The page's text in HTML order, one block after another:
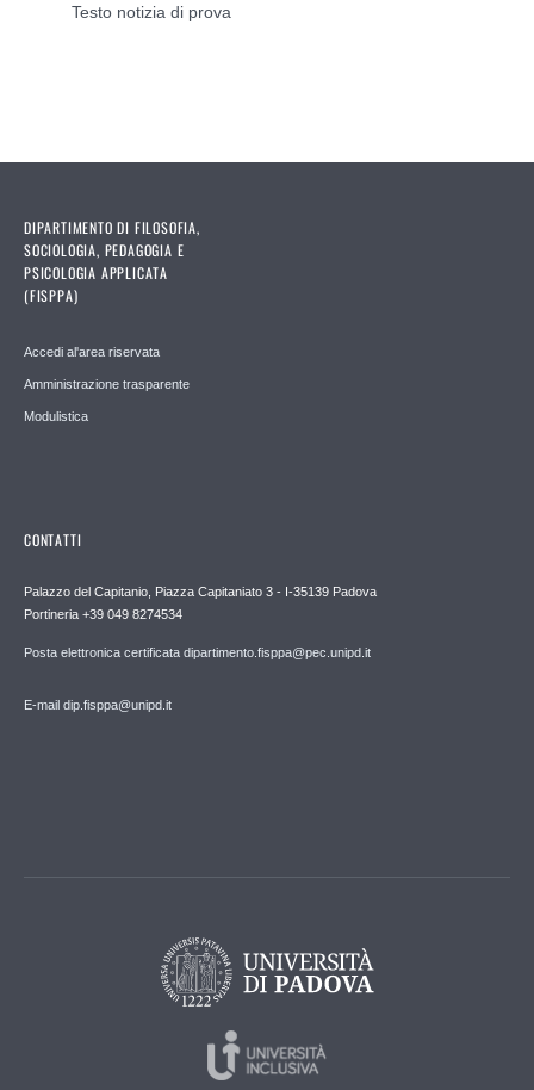
Testo notizia di prova
DIPARTIMENTO DI FILOSOFIA,
SOCIOLOGIA, PEDAGOGIA E
PSICOLOGIA APPLICATA
(FISPPA)
Accedi al'area riservata
Amministrazione trasparente
Modulistica
CONTATTI
Palazzo del Capitanio, Piazza Capitaniato 3 - I-35139 Padova
Portineria +39 049 8274534
Posta elettronica certificata dipartimento.fisppa@pec.unipd.it
E-mail dip.fisppa@unipd.it